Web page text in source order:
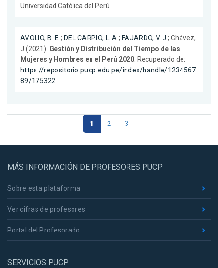
Universidad Católica del Perú.
AVOLIO, B. E.; DEL CARPIO, L. A.; FAJARDO, V. J.; Chávez,
J.(2021). Gestión y Distribución del Tiempo de las
Mujeres y Hombres en el Perú 2020. Recuperado de:
https://repositorio.pucp.edu.pe/index/handle/1234567
89/175322
1 2 3
MÁS INFORMACIÓN DE PROFESORES PUCP
Sobre esta plataforma
Ver cifras de profesores
Portal del Profesorado
SERVICIOS PUCP